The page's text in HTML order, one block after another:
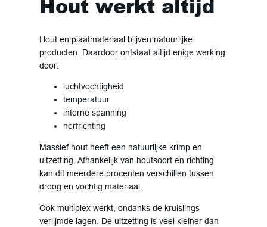
Hout en plaatmateriaal blijven natuurlijke
producten. Daardoor ontstaat altijd enige werking
door:
luchtvochtigheid
temperatuur
interne spanning
nerfrichting
Massief hout heeft een natuurlijke krimp en
uitzetting. Afhankelijk van houtsoort en richting
kan dit meerdere procenten verschillen tussen
droog en vochtig materiaal.
Ook multiplex werkt, ondanks de kruislings
verlijmde lagen. De uitzetting is veel kleiner dan